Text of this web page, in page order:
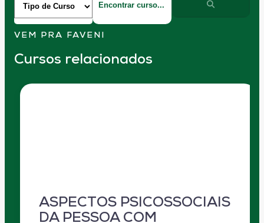
VEM PRA FAVENI
Cursos relacionados
ASPECTOS PSICOSSOCIAIS
DA PESSOA COM